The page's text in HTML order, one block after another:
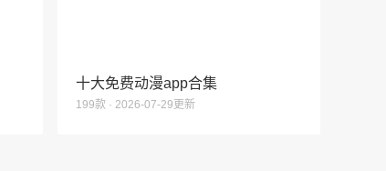
十大免费动漫app合集
199款 · 2026-07-29更新